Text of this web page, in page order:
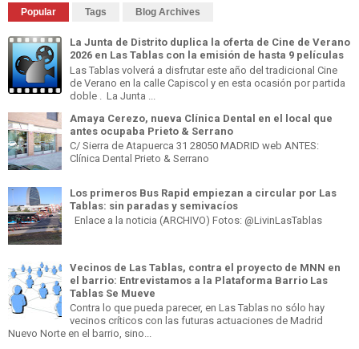
Popular Tags Blog Archives
La Junta de Distrito duplica la oferta de Cine de Verano
2026 en Las Tablas con la emisión de hasta 9 películas
Las Tablas volverá a disfrutar este año del tradicional Cine
de Verano en la calle Capiscol y en esta ocasión por partida
doble . La Junta ...
Amaya Cerezo, nueva Clínica Dental en el local que
antes ocupaba Prieto & Serrano
C/ Sierra de Atapuerca 31 28050 MADRID web ANTES:
Clínica Dental Prieto & Serrano
Los primeros Bus Rapid empiezan a circular por Las
Tablas: sin paradas y semivacíos
Enlace a la noticia (ARCHIVO) Fotos: @LivinLasTablas
Vecinos de Las Tablas, contra el proyecto de MNN en
el barrio: Entrevistamos a la Plataforma Barrio Las
Tablas Se Mueve
Contra lo que pueda parecer, en Las Tablas no sólo hay
vecinos críticos con las futuras actuaciones de Madrid
Nuevo Norte en el barrio, sino...